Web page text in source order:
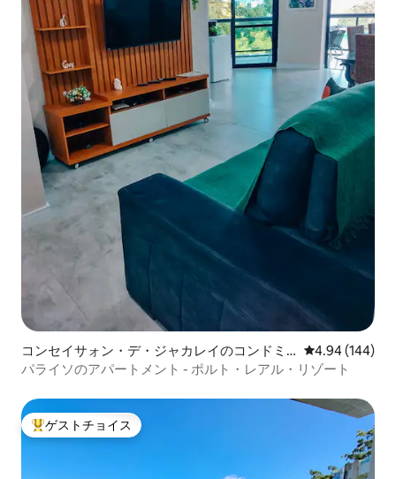
コンセイサォン・デ・ジャカレイのコンドミ
ニアム
レビュー144
4.94 (144)
パライソのアパートメント - ポルト・レアル・リゾート
大好評のゲストチョイスです。
ゲストチョイス